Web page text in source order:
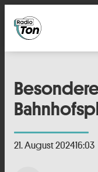
21. August 202416:03